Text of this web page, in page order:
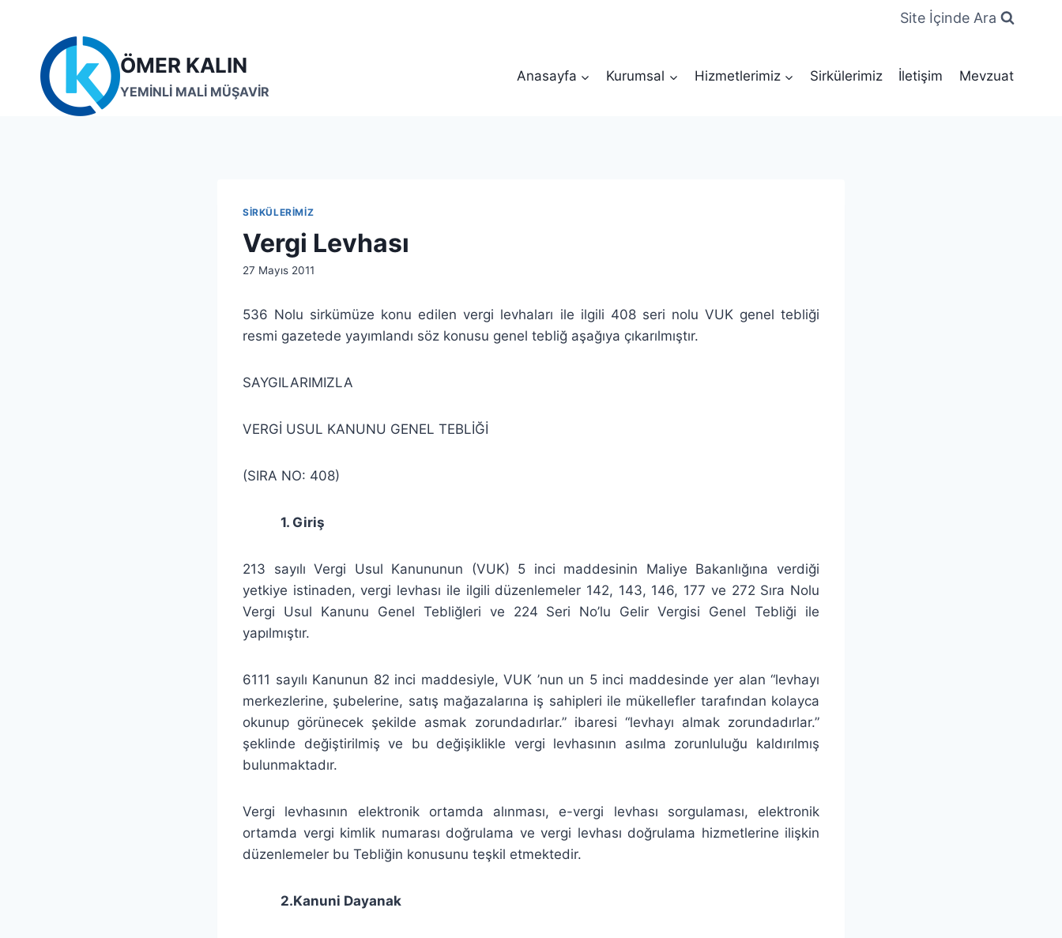
content
Site İçinde Ara
ÖMER KALIN
YEMİNLİ MALİ MÜŞAVİR
Anasayfa Kurumsal Hizmetlerimiz Sirkülerimiz İletişim Mevzuat
SIRKÜLERIMIZ
Vergi Levhası
By
27 Mayıs 2011
536 Nolu sirkümüze konu edilen vergi levhaları ile ilgili 408 seri nolu VUK genel tebliği
resmi gazetede yayımlandı söz konusu genel tebliğ aşağıya çıkarılmıştır.
SAYGILARIMIZLA
VERGİ USUL KANUNU GENEL TEBLİĞİ
(SIRA NO: 408)
1. Giriş
213 sayılı Vergi Usul Kanununun (VUK) 5 inci maddesinin Maliye Bakanlığına verdiği
yetkiye istinaden, vergi levhası ile ilgili düzenlemeler 142, 143, 146, 177 ve 272 Sıra Nolu
Vergi Usul Kanunu Genel Tebliğleri ve 224 Seri No’lu Gelir Vergisi Genel Tebliği ile
yapılmıştır.
6111 sayılı Kanunun 82 inci maddesiyle, VUK ’nun un 5 inci maddesinde yer alan “levhayı
merkezlerine, şubelerine, satış mağazalarına iş sahipleri ile mükellefler tarafından kolayca
okunup görünecek şekilde asmak zorundadırlar.” ibaresi “levhayı almak zorundadırlar.”
şeklinde değiştirilmiş ve bu değişiklikle vergi levhasının asılma zorunluluğu kaldırılmış
bulunmaktadır.
Vergi levhasının elektronik ortamda alınması, e-vergi levhası sorgulaması, elektronik
ortamda vergi kimlik numarası doğrulama ve vergi levhası doğrulama hizmetlerine ilişkin
düzenlemeler bu Tebliğin konusunu teşkil etmektedir.
2.Kanuni Dayanak